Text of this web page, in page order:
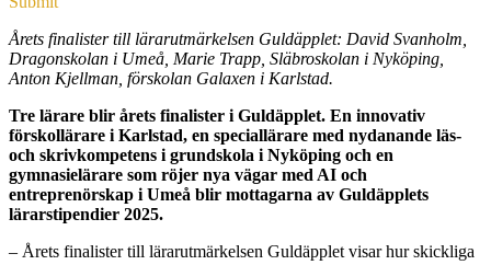
Årets finalister till lärarutmärkelsen Guldäpplet: David Svanholm,
Dragonskolan i Umeå, Marie Trapp, Släbroskolan i Nyköping,
Anton Kjellman, förskolan Galaxen i Karlstad.
Tre lärare blir årets finalister i Guldäpplet. En innovativ
förskollärare i Karlstad, en speciallärare med nydanande läs-
och skrivkompetens i grundskola i Nyköping och en
gymnasielärare som röjer nya vägar med AI och
entreprenörskap i Umeå blir mottagarna av Guldäpplets
lärarstipendier 2025.
– Årets finalister till lärarutmärkelsen Guldäpplet visar hur skickliga